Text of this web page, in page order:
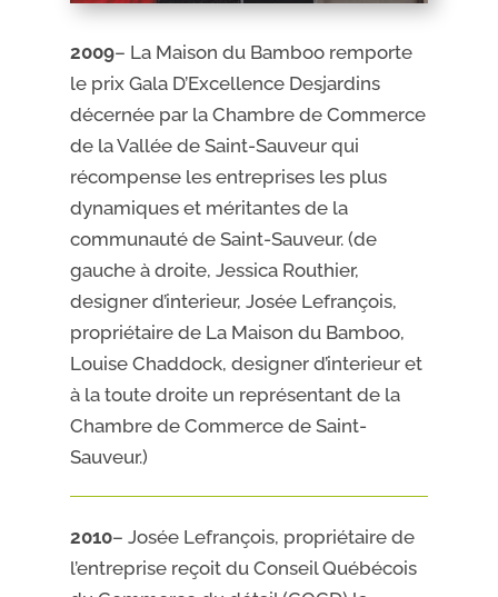
2009– La Maison du Bamboo remporte
le prix Gala D’Excellence Desjardins
décernée par la Chambre de Commerce
de la Vallée de Saint-Sauveur qui
récompense les entreprises les plus
dynamiques et méritantes de la
communauté de Saint-Sauveur. (de
gauche à droite, Jessica Routhier,
designer d’interieur, Josée Lefrançois,
propriétaire de La Maison du Bamboo,
Louise Chaddock, designer d’interieur et
à la toute droite un représentant de la
Chambre de Commerce de Saint-
Sauveur.)
2010– Josée Lefrançois, propriétaire de
l’entreprise reçoit du Conseil Québécois